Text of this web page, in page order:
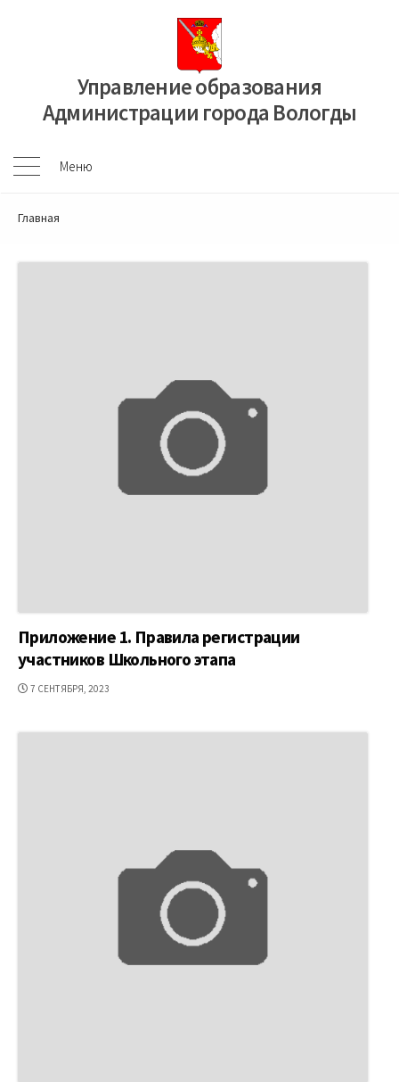
Управление образования
Администрации города Вологды
Меню
Меню
Главная
Приложение 1. Правила регистрации
участников Школьного этапа
ДАТА
7 СЕНТЯБРЯ, 2023